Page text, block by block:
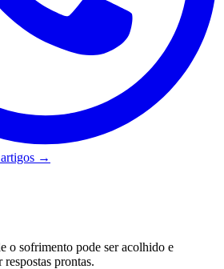
artigos →
o sofrimento pode ser acolhido e
respostas prontas.